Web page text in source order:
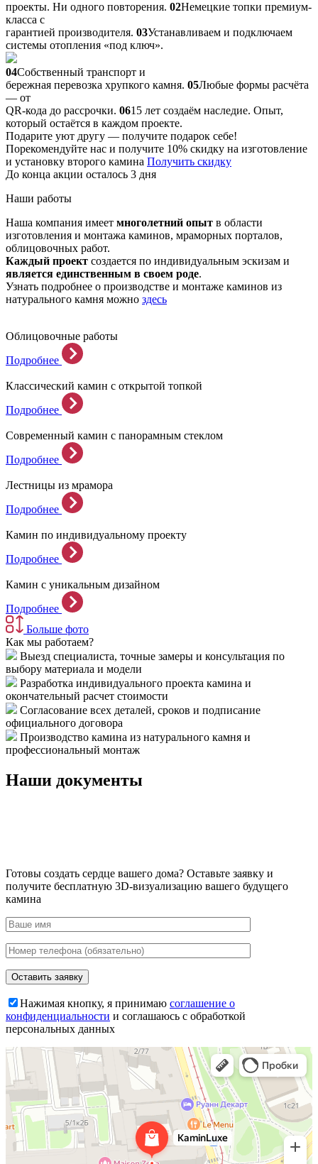
проекты. Ни одного повторения. 02Немецкие топки премиум-
класса с
гарантией производителя. 03Устанавливаем и подключаем
системы отопления «под ключ».
04Собственный транспорт и
бережная перевозка хрупкого камня. 05Любые формы расчёта
— от
QR-кода до рассрочки. 0615 лет создаём наследие. Опыт,
который остаётся в каждом проекте.
Подарите уют другу — получите подарок себе!
Порекомендуйте нас и получите 10% скидку на изготовление
и установку второго камина Получить скидку
До конца акции осталось 3 дня
Наши работы
Наша компания имеет многолетний опыт в области
изготовления и монтажа каминов, мраморных порталов,
облицовочных работ.
Каждый проект создается по индивидуальным эскизам и
является единственным в своем роде.
Узнать подробнее о производстве и монтаже каминов из
натурального камня можно здесь
Облицовочные работы
Подробнее
Классический камин с открытой топкой
Подробнее
Современный камин с панорамным стеклом
Подробнее
Лестницы из мрамора
Подробнее
Камин по индивидуальному проекту
Подробнее
Камин с уникальным дизайном
Подробнее
Больше фото
Как мы работаем?
Выезд специалиста, точные замеры и консультация по
выбору материала и модели
Разработка индивидуального проекта камина и
окончательный расчет стоимости
Согласование всех деталей, сроков и подписание
официального договора
Производство камина из натурального камня и
профессиональный монтаж
Наши документы
Готовы создать сердце вашего дома? Оставьте заявку и
получите бесплатную 3D-визуализацию вашего будущего
камина
Нажимая кнопку, я принимаю соглашение о
конфиденциальности и соглашаюсь с обработкой
персональных данных